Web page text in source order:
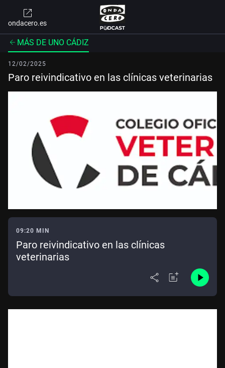
ondacero.es
MÁS DE UNO CÁDIZ
12/02/2025
Paro reivindicativo en las clínicas veterinarias
09:20 MIN
Paro reivindicativo en las clínicas
veterinarias